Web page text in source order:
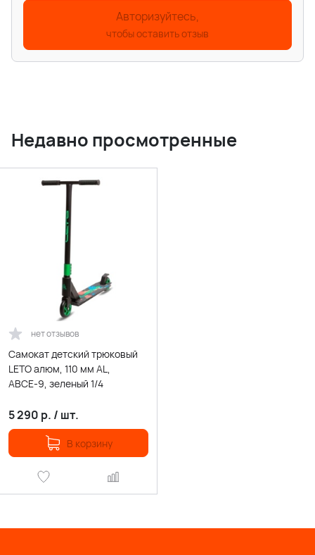
Авторизуйтесь,
чтобы оставить отзыв
Недавно просмотренные
нет отзывов
Самокат детский трюковый
LETO алюм, 110 мм AL,
АВСЕ-9, зеленый 1/4
5 290 р. / шт.
В корзину